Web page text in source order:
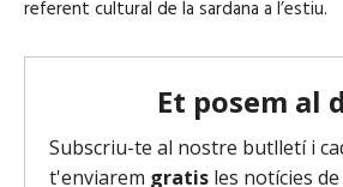
referent cultural de la sardana a l’estiu.